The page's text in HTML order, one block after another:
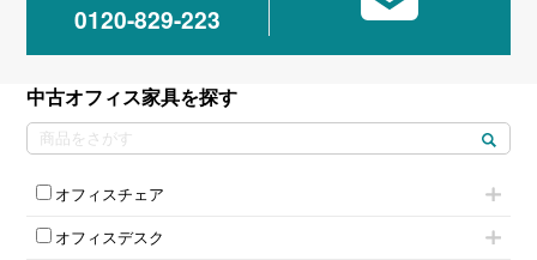
0120-829-223
中古オフィス家具を探す
オフィスチェア
肘無しチェア
オフィスデスク